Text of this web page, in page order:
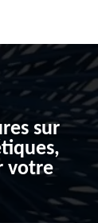
sur
votre